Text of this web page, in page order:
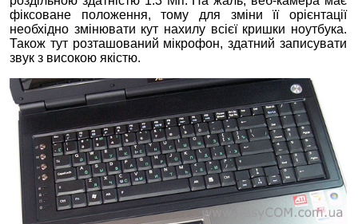
фіксоване положення, тому для зміни її орієнтації
необхідно змінювати кут нахилу всієї кришки ноутбука.
Також тут розташований мікрофон, здатний записувати
звук з високою якістю.